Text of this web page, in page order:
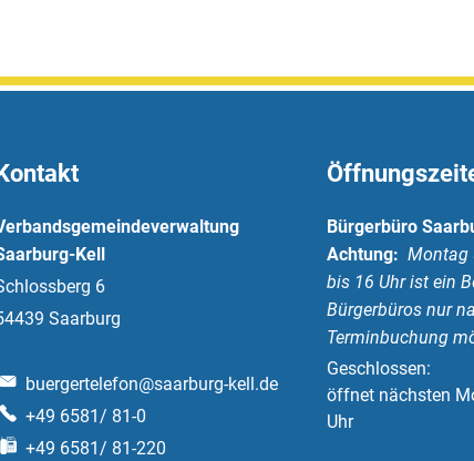
Kell
6
Saarburg
buergertelefon@saarburg-kell.de
+49 6581/ 81-0
+49 6581/ 81-220
Bürgerbüro
Achtung: Montag
bis 16 Uhr ist ein
Bürgerbüros nur
Terminbuchung
Klicken, um
Geschlossen:
öffnet nächsten
Uhr